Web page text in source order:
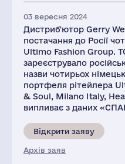
03 вересня 2024
Дистриб'ютор Gerry
постачання до Росії
Ultimo Fashion Group.
зареєструвало
назви чотирьох
портфеля рітейлера
& Soul, Milano Italy,
випливає з даних
Відкрити заяву
Архів заяв